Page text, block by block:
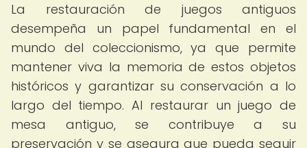
La restauración de juegos antiguos
desempeña un papel fundamental en el
mundo del coleccionismo, ya que permite
mantener viva la memoria de estos objetos
históricos y garantizar su conservación a lo
largo del tiempo. Al restaurar un juego de
mesa antiguo, se contribuye a su
preservación y se asegura que pueda seguir